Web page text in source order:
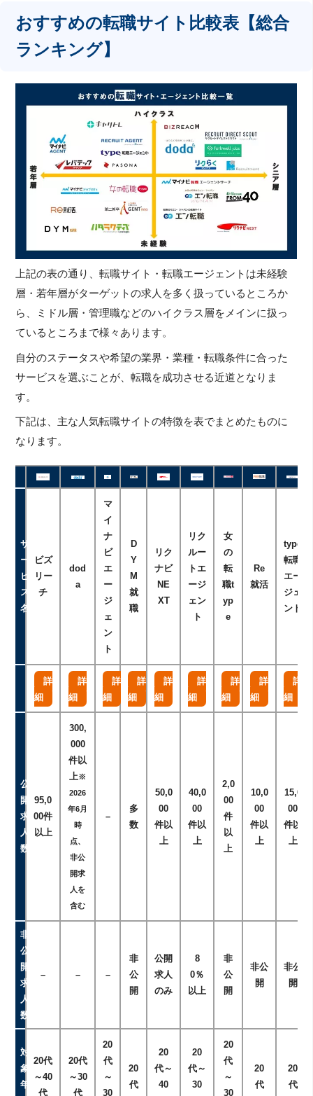
おすすめの転職サイト比較表【総合
ランキング】
上記の表の通り、転職サイト・転職エージェントは未経験
層・若年層がターゲットの求人を多く扱っているところか
ら、ミドル層・管理職などのハイクラス層をメインに扱っ
ているところまで様々あります。
自分のステータスや希望の業界・業種・転職条件に合った
サービスを選ぶことが、転職を成功させる近道となりま
す。
下記は、主な人気転職サイトの特徴を表でまとめたものに
なります。
サ
ー
ビ
ス
名
ビズ
リー
チ
dod
a
マ
イ
ナ
ビ
エ
ー
ジ
ェ
ン
ト
D
Y
M
就
職
リク
ナビ
NE
XT
リク
ルー
トエ
ージ
ェン
ト
女
の
転
職t
yp
e
Re
就活
type
転職
エー
ジェ
ント
詳
細
詳
細
詳
細
詳
細
詳
細
詳
細
詳
細
詳
細
詳
細
公
開
求
人
数
95,0
00件
以上
300,
000
件以
上※
2026
年6月
時
点、
非公
開求
人を
含む
–
多
数
50,0
00
件以
上
40,0
00
件以
上
2,0
00
件
以
上
10,0
00
件以
上
15,0
00
件以
上
非
公
開
求
人
数
– – –
非
公
開
公開
求人
のみ
8
0％
以上
非
公
開
非公
開
非公
開
対
象
年
20代
～40
代
20代
～30
代
20
代
～
30
20
代
20
代～
40
20
代～
30
20
代
～
30
20
代
20
代